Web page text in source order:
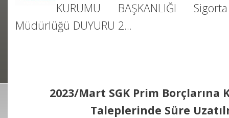
KURUMU BAŞKANLIĞI
Müdürlüğü DUYURU 2…
2023/Mart SGK Prim Borçlarına
Taleplerinde Süre